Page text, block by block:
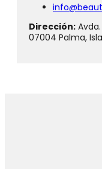
Dirección:
07004 Palma,